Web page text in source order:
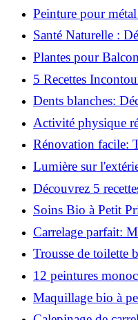
Peinture pour
possible?
Santé Naturelle :
Incontournables
Plantes pour
votre Terrasse en
5 Recettes
des huiles
Dents blanches:
ingrédients
Activité physique
compte pour votre
Rénovation facile:
parquet irrégulier
Lumière sur
concevoir et
Découvrez 5
vera pour votre
Soins Bio à Petit
Chouchouter Pour
Carrelage parfait:
facilement!
Trousse de toilette
pour moins de 25€!
12 peintures
Découvrez les
Maquillage bio à
s'équiper pour